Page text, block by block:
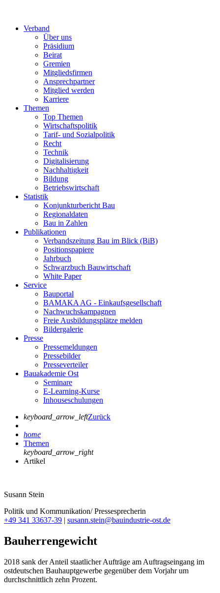
Verband
Über uns
Präsidium
Beirat
Gremien
Mitgliedsfirmen
Ansprechpartner
Mitglied werden
Karriere
Themen
Top Themen
Wirtschaftspolitik
Tarif- und Sozialpolitik
Recht
Technik
Digitalisierung
Nachhaltigkeit
Bildung
Betriebswirtschaft
Statistik
Konjunkturbericht Bau
Regionaldaten
Bau in Zahlen
Publikationen
Verbandszeitung Bau im Blick (BiB)
Positionspapiere
Jahrbuch
Schwarzbuch Bauwirtschaft
White Paper
Service
Bauportal
BAMAKA AG - Einkaufsgesellschaft
Nachwuchskampagnen
Freie Ausbildungsplätze melden
Bildergalerie
Presse
Pressemeldungen
Pressebilder
Presseverteiler
Bauakademie Ost
Seminare
E-Learning-Kurse
Inhouseschulungen
keyboard_arrow_leftZurück
home
Themen
keyboard_arrow_right
Artikel
Susann Stein
Politik und Kommunikation/ Pressesprecherin
+49 341 33637-39 | susann.stein@bauindustrie-ost.de
Bauherrengewicht
2018 sank der Anteil staatlicher Aufträge am Auftragseingang im
ostdeutschen Bauhauptgewerbe gegenüber dem Vorjahr um
durchschnittlich zehn Prozent.